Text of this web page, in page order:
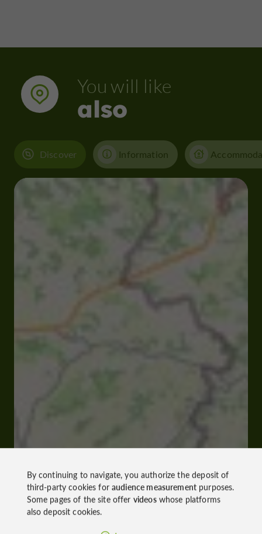
You will like
also
Discover Information
By continuing to navigate, you authorize the deposit of
third-party cookies foraudience measurementpurposes.
Some pages of the site offer videoswhose platforms
also deposit cookies.